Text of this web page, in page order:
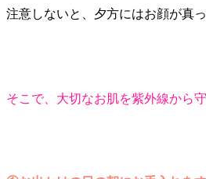
注意しないと、夕方にはお顔が真
そこで、大切なお肌を紫外線から